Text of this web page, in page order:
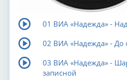
01 ВИА «Надежда» -
02 ВИА «Надежда» - До
03 ВИА «Надежда» -
записной